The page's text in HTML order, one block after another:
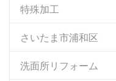
特殊加工
さいたま市浦和区
洗面所リフォーム